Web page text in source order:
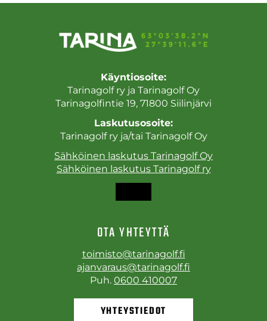
Käyntiosoite:
Tarinagolf ry ja Tarinagolf Oy
Tarinagolfintie 19, 71800 Siilinjärvi
Laskutusosoite:
Tarinagolf ry ja/tai Tarinagolf Oy
Sähköinen laskutus Tarinagolf Oy
Sähköinen laskutus Tarinagolf ry
OTA YHTEYTTÄ
toimisto@tarinagolf.fi
ajanvaraus@tarinagolf.fi
Puh. 0600 410007
YHTEYSTIEDOT